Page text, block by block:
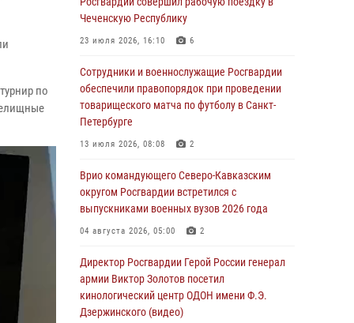
по
06 августа 2026, 11:27
В Москве росгвардейцы задержали троих
(видео)
06 августа 2026, 11:20 1
Взрывотехники Росгвардии на Ставрополье
обезвредили снаряд времен Великой
06 августа 2026, 11:15
Подвиги героев‑росгвардейцев увековечили
в новой музейной экспозиции белгородского
Белгородское направление»
06 августа 2026, 10:30 3
Охрану общественного порядка и
Чеченскую Республику
23 июля 2026, 16:10 6
Сотрудники и военнослужащие Росгвардии
обеспечили правопорядок при проведении
товарищеского матча по футболу в Санкт-
Петербурге
13 июля 2026, 08:08 2
Врио командующего Северо-Кавказским
округом Росгвардии встретился с
выпускниками военных вузов 2026 года
04 августа 2026, 05:00 2
Директор Росгвардии Герой России генерал
армии Виктор Золотов посетил
кинологический центр ОДОН имени Ф.Э.
Дзержинского (видео)